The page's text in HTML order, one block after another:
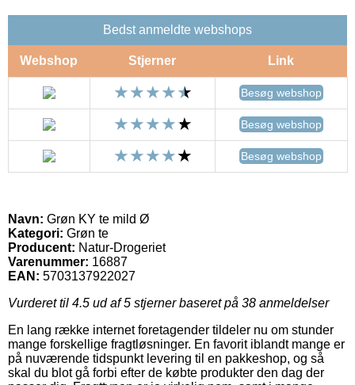
Bedst anmeldte webshops
Webshop Stjerner Link
Besøg webshop
Besøg webshop
Besøg webshop
Navn: Grøn KY te mild Ø
Kategori: Grøn te
Producent: Natur-Drogeriet
Varenummer: 16887
EAN: 5703137922027
Vurderet til 4.5 ud af 5 stjerner baseret på 38 anmeldelser
En lang række internet foretagender tildeler nu om stunder
mange forskellige fragtløsninger. En favorit iblandt mange er
på nuværende tidspunkt levering til en pakkeshop, og så
skal du blot gå forbi efter de købte produkter den dag der